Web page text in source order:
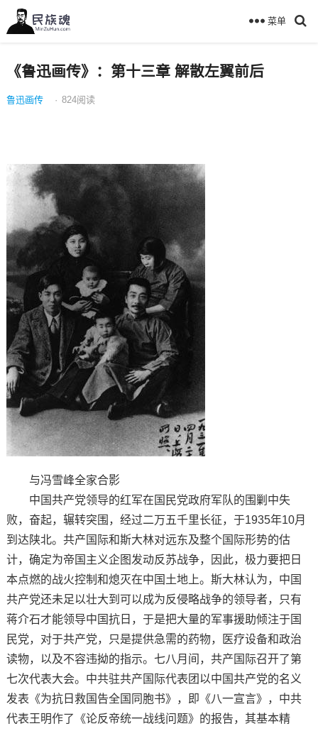
菜单
《鲁迅画传》：第十三章 解散左翼前后
鲁迅画传 · 824阅读
与冯雪峰全家合影
中国共产党领导的红军在国民党政府军队的围剿中失
败，奋起，辗转突围，经过二万五千里长征，于1935年10月
到达陕北。共产国际和斯大林对远东及整个国际形势的估
计，确定为帝国主义企图发动反苏战争，因此，极力要把日
本点燃的战火控制和熄灭在中国土地上。斯大林认为，中国
共产党还未足以壮大到可以成为反侵略战争的领导者，只有
蒋介石才能领导中国抗日，于是把大量的军事援助倾注于国
民党，对于共产党，只是提供急需的药物，医疗设备和政治
读物，以及不容违拗的指示。七八月间，共产国际召开了第
七次代表大会。中共驻共产国际代表团以中国共产党的名义
发表《为抗日救国告全国同胞书》，即《八一宣言》，中共
代表王明作了《论反帝统一战线问题》的报告，其基本精